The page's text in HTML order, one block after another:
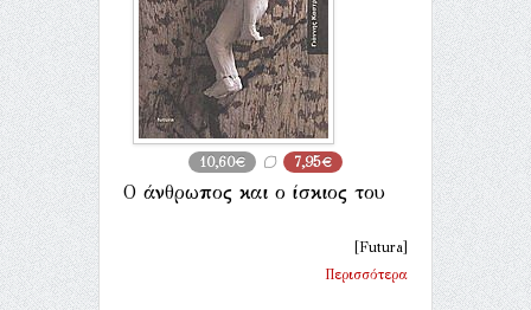
10,60€ 7,95€
Ο άνθρωπος και ο ίσκιος του
[Futura]
Περισσότερα